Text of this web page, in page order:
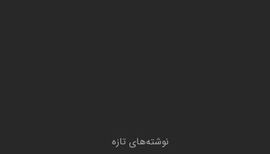
نوشته‌های تازه